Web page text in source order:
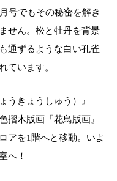
号でもその秘密を解き
せん。松と牡丹を背景
通ずるような白い孔雀
ています。
うきょうしゅう）』
摺木版画『花鳥版画』
アを1階へと移動。いよ
へ！